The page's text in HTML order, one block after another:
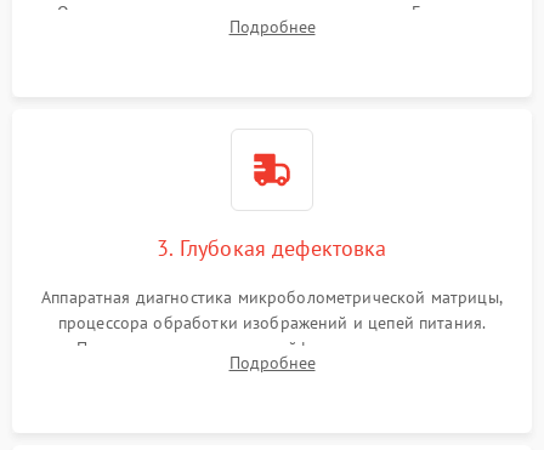
Очистка внутренних плат от окислов и пыли. Бережная
обработка германиевого объектива специализированными
Подробнее
3. Глубокая дефектовка
Аппаратная диагностика микроболометрической матрицы,
процессора обработки изображений и цепей питания.
Проверка целостности шлейфов, модуля памяти и
интерфейсов связи. Выявление сгоревших SMD-компонентов
Подробнее